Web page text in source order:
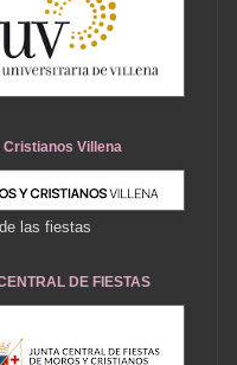
Cristianos Villena
las fiestas
DE FIESTAS